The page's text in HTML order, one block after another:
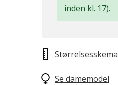
inden kl. 17).
Størrelsesskema
Se damemodel